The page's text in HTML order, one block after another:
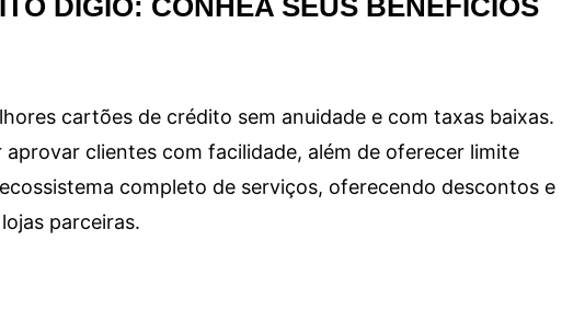
DIGIO: CONHEA SEUS BENEFÍCIOS
cartões de crédito sem anuidade e com taxas baixas.
clientes com facilidade, além de oferecer limite
completo de serviços, oferecendo descontos e
parceiras.